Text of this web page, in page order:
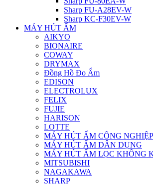
Sharp FU-A28EV-W
Sharp KC-F30EV-W
MÁY HÚT ẨM
AIKYO
BIONAIRE
COWAY
DRYMAX
Đồng Hồ Đo Ẩm
EDISON
ELECTROLUX
FELIX
FUJIE
HARISON
LOTTE
MÁY HÚT ẨM CÔNG NGHIỆP
MÁY HÚT ẨM DÂN DỤNG
MÁY HÚT ẨM LỌC KHÔNG
MITSUBISHI
NAGAKAWA
SHARP